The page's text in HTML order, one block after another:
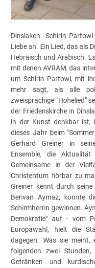
Dinslaken. Schirin
Liebe an. Ein Lied, das als
Hebräisch und Arabisch.
mit denen AVRAM, das
um Schirin Partowi, mit
mehr sagt, als alle
zweisprachige "Hohelied"
der Friedenskirche in
in der Kunst denkbar ist,
dieses Jahr beim
Gerhard Greiner in
Ensemble, die
Gemeinsame in der
Christentum hörbar zu
Greiner kennt durch
Berivan Aymaz, konnte
Schirmherrin gewinnen.
Demokratie" auf - vom
Europawahl, hielt die
dagegen. Was sie
folgenden zwei
Getränken und